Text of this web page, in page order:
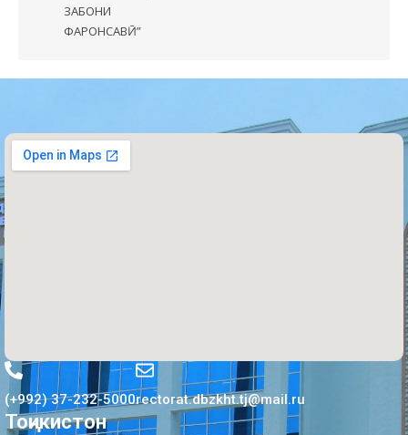
ЗАБОНИ
ФАРОНСАВӢ”
(+992) 37-232-5000rectorat.dbzkht.tj@mail.ru
Тоҷикистон